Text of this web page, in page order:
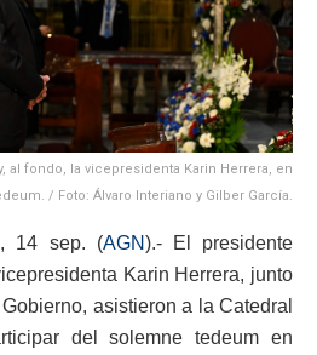
al fondo, la vicepresidenta Karin Herrera, en
/ Foto: Álvaro Interiano y Gilber García.
14 sep. (AGN).- El presidente
Karin Herrera, junto
asistieron a la Catedral
del solemne tedeum en